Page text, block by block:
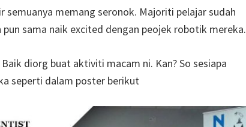
semuanya memang seronok. Majoriti pelajar sudah
sama naik excited dengan peojek robotik mereka.
diorg buat aktiviti macam ni. Kan? So sesiapa
seperti dalam poster berikut